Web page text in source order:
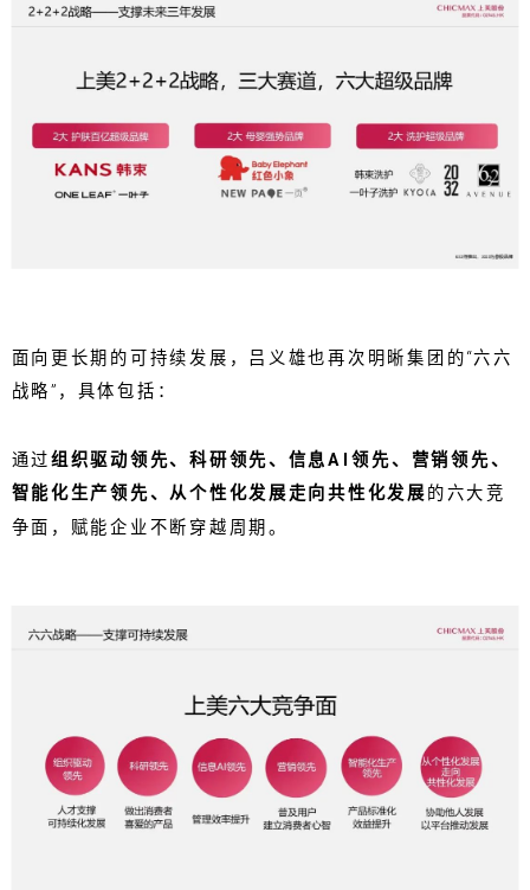
面向更长期的可持续发展，吕义雄也再次明晰集团的“六六
战略”，具体包括：
通过组织驱动领先、科研领先、信息AI领先、营销领先、
智能化生产领先、从个性化发展走向共性化发展的六大竞
争面，赋能企业不断穿越周期。